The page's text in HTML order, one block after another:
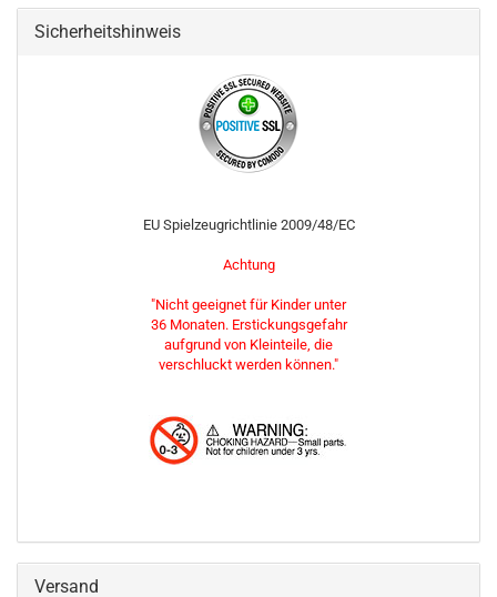
Sicherheitshinweis
EU Spielzeugrichtlinie 2009/48/EC
Achtung
"Nicht geeignet für Kinder unter
36 Monaten. Erstickungsgefahr
aufgrund von Kleinteile, die
verschluckt werden können."
Versand